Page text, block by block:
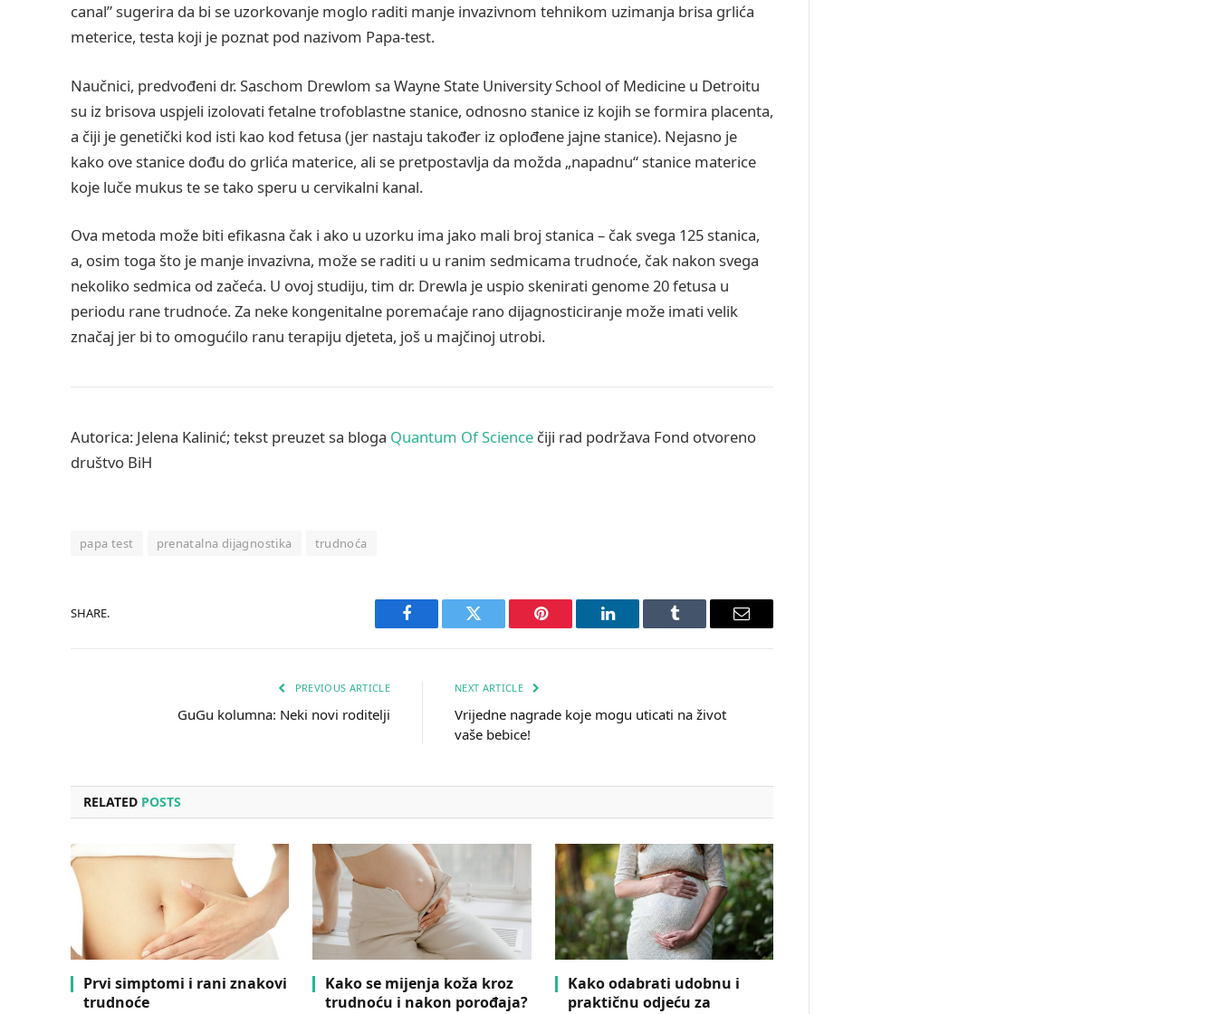
canal” sugerira da bi se uzorkovanje moglo raditi manje invazivnom tehnikom uzimanja brisa grlića
meterice, testa koji je poznat pod nazivom Papa-test.
Naučnici, predvođeni dr. Saschom Drewlom sa Wayne State University School of Medicine u Detroitu
su iz brisova uspjeli izolovati fetalne trofoblastne stanice, odnosno stanice iz kojih se formira placenta,
a čiji je genetički kod isti kao kod fetusa (jer nastaju također iz oplođene jajne stanice). Nejasno je
kako ove stanice dođu do grlića materice, ali se pretpostavlja da možda „napadnu“ stanice materice
koje luče mukus te se tako speru u cervikalni kanal.
Ova metoda može biti efikasna čak i ako u uzorku ima jako mali broj stanica – čak svega 125 stanica,
a, osim toga što je manje invazivna, može se raditi u u ranim sedmicama trudnoće, čak nakon svega
nekoliko sedmica od začeća. U ovoj studiju, tim dr. Drewla je uspio skenirati genome 20 fetusa u
periodu rane trudnoće. Za neke kongenitalne poremaćaje rano dijagnosticiranje može imati velik
značaj jer bi to omogućilo ranu terapiju djeteta, još u majčinoj utrobi.
Autorica: Jelena Kalinić; tekst preuzet sa bloga Quantum Of Science čiji rad podržava Fond otvoreno
društvo BiH
papa test prenatalna dijagnostika trudnoća
SHARE.
Facebook Twitter Pinterest LinkedIn Tumblr Email
PREVIOUS ARTICLE
GuGu kolumna: Neki novi roditelji
NEXT ARTICLE
Vrijedne nagrade koje mogu uticati na život
vaše bebice!
RELATED POSTS
Prvi simptomi i rani znakovi
trudnoće
Kako se mijenja koža kroz
trudnoću i nakon porođaja?
Kako odabrati udobnu i
praktičnu odjeću za